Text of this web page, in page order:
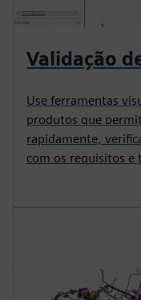
Validação
Use ferramentas
produtos que
rapidamente,
com os requisitos e